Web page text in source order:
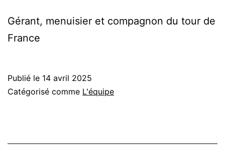
Gérant, menuisier et compagnon du tour de
France
Publié le 14 avril 2025
Catégorisé comme L'équipe